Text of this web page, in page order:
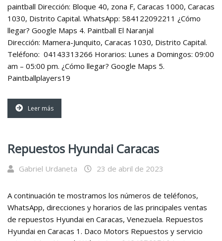
paintball Dirección: Bloque 40, zona F, Caracas 1000, Caracas
1030, Distrito Capital. WhatsApp: 584122092211 ¿Cómo
llegar? Google Maps 4. Paintball El Naranjal
Dirección: Mamera-Junquito, Caracas 1030, Distrito Capital.
Teléfono: 04143313266 Horarios: Lunes a Domingos: 09:00
am – 05:00 pm. ¿Cómo llegar? Google Maps 5.
Paintballplayers19
Leer más
Repuestos Hyundai Caracas
Gabriel Urdaneta 23 de abril de 2023
A continuación te mostramos los números de teléfonos,
WhatsApp, direcciones y horarios de las principales ventas
de repuestos Hyundai en Caracas, Venezuela. Repuestos
Hyundai en Caracas 1. Daco Motors Repuestos y servicio